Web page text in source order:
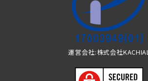
運営会社:株式会社KACHIAL